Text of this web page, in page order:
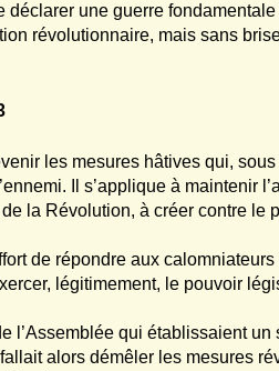
une guerre
révolutionnaire, mais sans
les mesures hâtives qui,
Il s’applique à maintenir
la Révolution, à créer contre le
de répondre aux
légitimement, le pouvoir
l’Assemblée qui établissaient
alors démêler les mesures